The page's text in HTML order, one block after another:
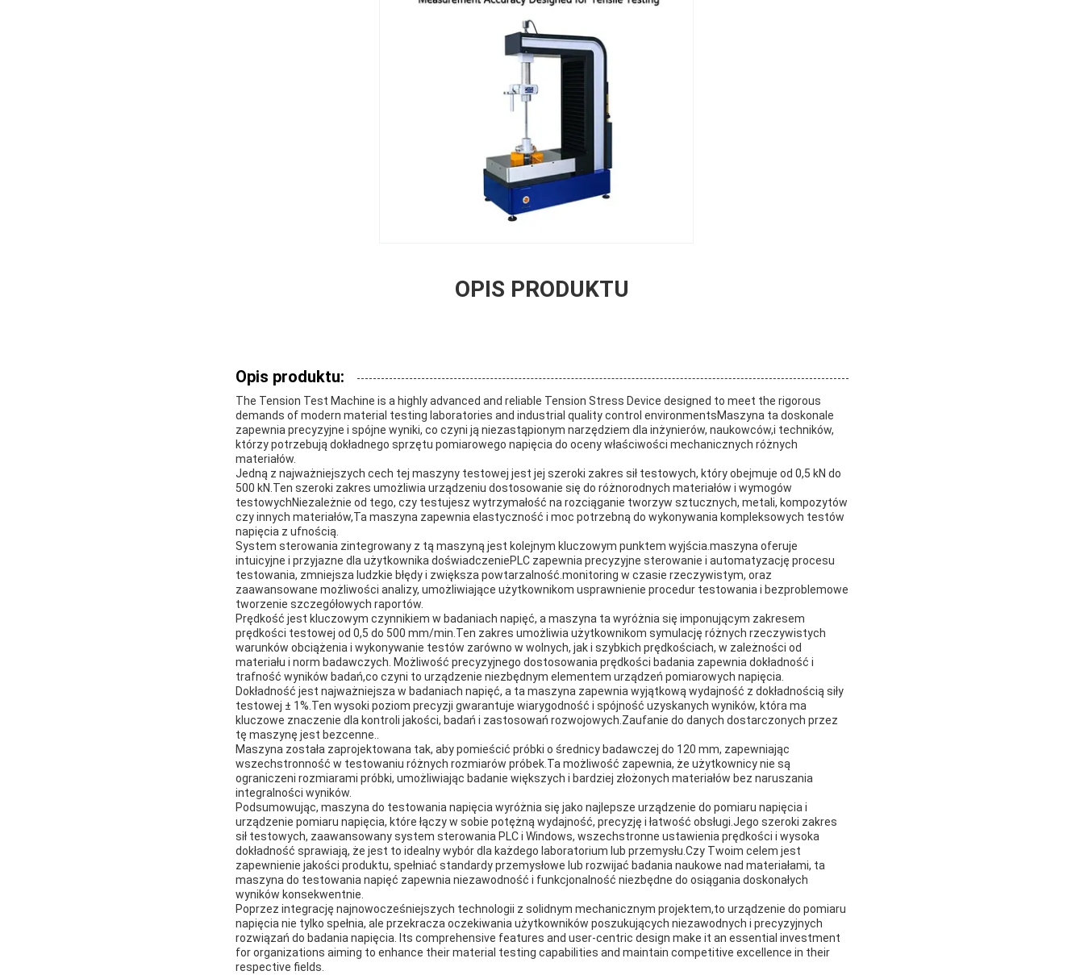
OPIS PRODUKTU
Opis produktu:
The Tension Test Machine is a highly advanced and reliable Tension Stress Device designed to meet the rigorous
demands of modern material testing laboratories and industrial quality control environmentsMaszyna ta doskonale
zapewnia precyzyjne i spójne wyniki, co czyni ją niezastąpionym narzędziem dla inżynierów, naukowców,i techników,
którzy potrzebują dokładnego sprzętu pomiarowego napięcia do oceny właściwości mechanicznych różnych
materiałów.
Jedną z najważniejszych cech tej maszyny testowej jest jej szeroki zakres sił testowych, który obejmuje od 0,5 kN do
500 kN.Ten szeroki zakres umożliwia urządzeniu dostosowanie się do różnorodnych materiałów i wymogów
testowychNiezależnie od tego, czy testujesz wytrzymałość na rozciąganie tworzyw sztucznych, metali, kompozytów
czy innych materiałów,Ta maszyna zapewnia elastyczność i moc potrzebną do wykonywania kompleksowych testów
napięcia z ufnością.
System sterowania zintegrowany z tą maszyną jest kolejnym kluczowym punktem wyjścia.maszyna oferuje
intuicyjne i przyjazne dla użytkownika doświadczeniePLC zapewnia precyzyjne sterowanie i automatyzację procesu
testowania, zmniejsza ludzkie błędy i zwiększa powtarzalność.monitoring w czasie rzeczywistym, oraz
zaawansowane możliwości analizy, umożliwiające użytkownikom usprawnienie procedur testowania i bezproblemowe
tworzenie szczegółowych raportów.
Prędkość jest kluczowym czynnikiem w badaniach napięć, a maszyna ta wyróżnia się imponującym zakresem
prędkości testowej od 0,5 do 500 mm/min.Ten zakres umożliwia użytkownikom symulację różnych rzeczywistych
warunków obciążenia i wykonywanie testów zarówno w wolnych, jak i szybkich prędkościach, w zależności od
materiału i norm badawczych. Możliwość precyzyjnego dostosowania prędkości badania zapewnia dokładność i
trafność wyników badań,co czyni to urządzenie niezbędnym elementem urządzeń pomiarowych napięcia.
Dokładność jest najważniejsza w badaniach napięć, a ta maszyna zapewnia wyjątkową wydajność z dokładnością siły
testowej ± 1%.Ten wysoki poziom precyzji gwarantuje wiarygodność i spójność uzyskanych wyników, która ma
kluczowe znaczenie dla kontroli jakości, badań i zastosowań rozwojowych.Zaufanie do danych dostarczonych przez
tę maszynę jest bezcenne..
Maszyna została zaprojektowana tak, aby pomieścić próbki o średnicy badawczej do 120 mm, zapewniając
wszechstronność w testowaniu różnych rozmiarów próbek.Ta możliwość zapewnia, że użytkownicy nie są
ograniczeni rozmiarami próbki, umożliwiając badanie większych i bardziej złożonych materiałów bez naruszania
integralności wyników.
Podsumowując, maszyna do testowania napięcia wyróżnia się jako najlepsze urządzenie do pomiaru napięcia i
urządzenie pomiaru napięcia, które łączy w sobie potężną wydajność, precyzję i łatwość obsługi.Jego szeroki zakres
sił testowych, zaawansowany system sterowania PLC i Windows, wszechstronne ustawienia prędkości i wysoka
dokładność sprawiają, że jest to idealny wybór dla każdego laboratorium lub przemysłu.Czy Twoim celem jest
zapewnienie jakości produktu, spełniać standardy przemysłowe lub rozwijać badania naukowe nad materiałami, ta
maszyna do testowania napięć zapewnia niezawodność i funkcjonalność niezbędne do osiągania doskonałych
wyników konsekwentnie.
Poprzez integrację najnowocześniejszych technologii z solidnym mechanicznym projektem,to urządzenie do pomiaru
napięcia nie tylko spełnia, ale przekracza oczekiwania użytkowników poszukujących niezawodnych i precyzyjnych
rozwiązań do badania napięcia. Its comprehensive features and user-centric design make it an essential investment
for organizations aiming to enhance their material testing capabilities and maintain competitive excellence in their
respective fields.